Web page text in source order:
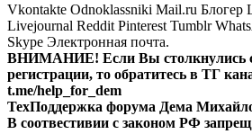
Vkontakte Odnoklassniki Mail.ru Блогер
Livejournal Reddit Pinterest Tumblr
Skype Электронная почта.
ВНИМАНИЕ! Ecли Вы столкнулись
регистрации, то обратитесь в ТГ
t.me/help_for_dem
ТехПоддержка форума Дема
В соотвестивии с законом РФ